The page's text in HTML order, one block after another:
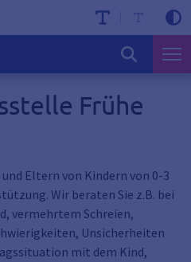
Frühe
Eltern von Kindern von 0-3
Wir beraten Sie z.B. bei
vermehrtem Schreien,
Unsicherheiten
mit dem Kind,